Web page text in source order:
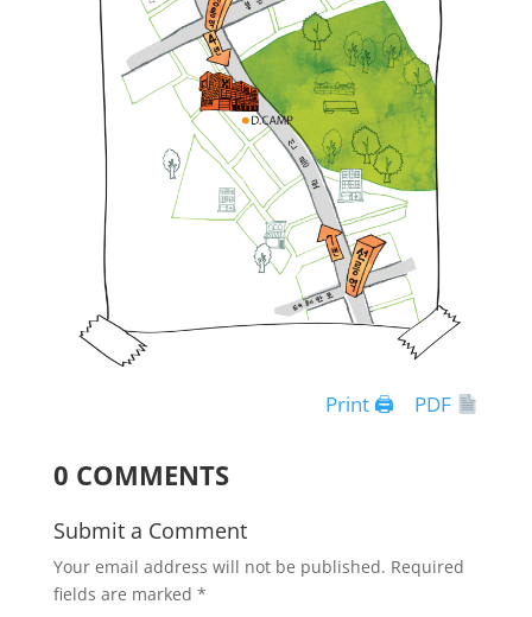
Print 🖨 PDF
0 COMMENTS
Submit a Comment
Your email address will not be published. Required
fields are marked *